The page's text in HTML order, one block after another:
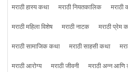
मराठी हास्य कथा
मराठी नियतकालिक मराठी
मराठी महिला विशेष
मराठी नाटक मराठी प्रेम
मराठी सामाजिक कथा
मराठी साहसी कथा
मराठी आरोग्य
मराठी जीवनी मराठी अन्न आणि